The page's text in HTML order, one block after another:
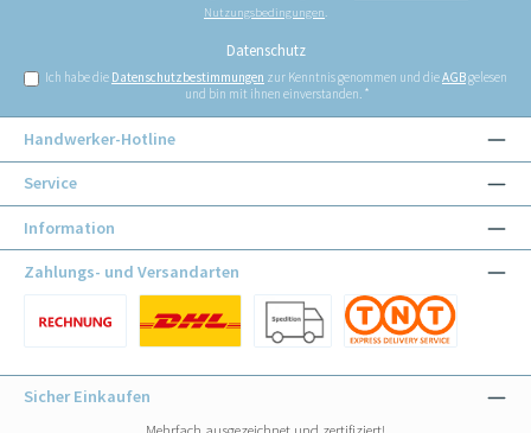
Nutzungsbedingungen.
Datenschutz
Ich habe die Datenschutzbestimmungen zur Kenntnis genommen und dieAGBgelesen
und bin mit ihnen einverstanden. *
Handwerker-Hotline
Service
Information
Zahlungs- und Versandarten
Sicher Einkaufen